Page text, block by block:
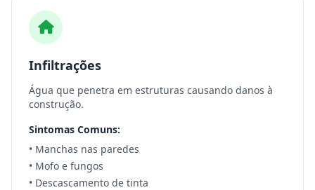
Infiltrações
Água que penetra em estruturas causando danos à
construção.
Sintomas Comuns:
• Manchas nas paredes
• Mofo e fungos
• Descascamento de tinta